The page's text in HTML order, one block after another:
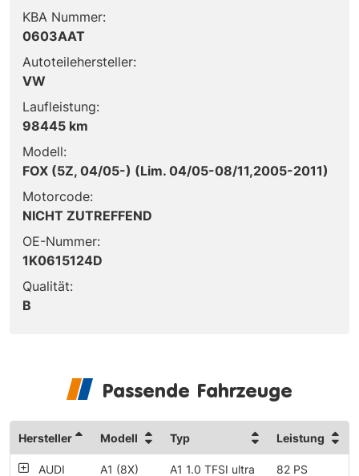
KBA Nummer:
0603AAT
Autoteilehersteller:
VW
Laufleistung:
98445 km
Modell:
FOX (5Z, 04/05-) (Lim. 04/05-08/11,2005-2011)
Motorcode:
NICHT ZUTREFFEND
OE-Nummer:
1K0615124D
Qualität:
B
Passende Fahrzeuge
Hersteller Modell Typ Leistung
AUDI A1 (8X) A1 1.0 TFSI ultra 82 PS